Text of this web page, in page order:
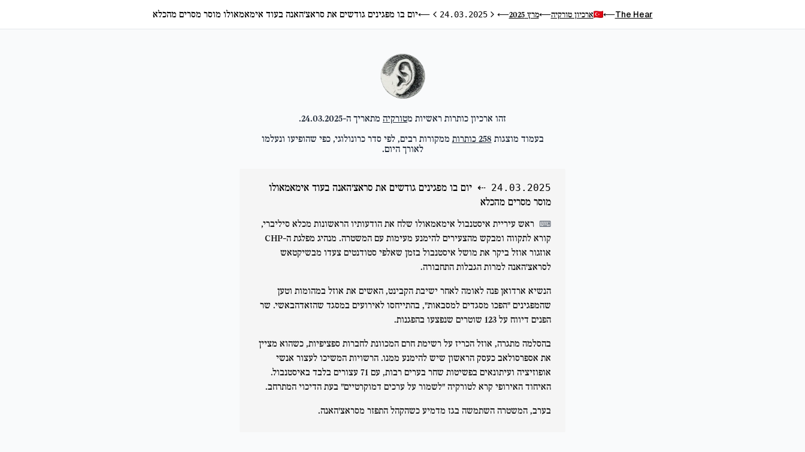
The Hear
⟵ ארכיון טורקיה⟵מרץ 2025 ⟵היום הקודם
24.03.2025 היום הבא
⟵יום בו מפגינים גודשים את סראצ'האנה בעוד אימאמאולו מוסר מסרים מהכלא
זהו ארכיון כותרות ראשיות מטורקיה מתאריך ה-24.03.2025
.
בעמוד מוצגות 258 כותרות ממקורות רבים, לפי סדר כרונולוגי, כפי שהופיעו ונעלמו
לאורך היום.
24.03.2025
⇠ יום בו מפגינים גודשים את סראצ'האנה בעוד אימאמאולו
מוסר מסרים מהכלא
⌨ ראש עיריית איסטנבול אימאמאולו שלח את הודעותיו הראשונות מכלא סיליברי,
קורא לתקווה ומבקש מהצעירים להימנע מעימות עם המשטרה. מנהיג מפלגת ה-CHP
אוזגור אוזל ביקר את מושל איסטנבול בזמן שאלפי סטודנטים צעדו מבשיקטאש
לסראצ'האנה למרות הגבלות התחבורה.
הנשיא ארדואן פנה לאומה לאחר ישיבת הקבינט, האשים את אוזל במהומות וטען
שהמפגינים "הפכו מסגדים למסבאות", בהתייחסו לאירועים במסגד שהזאדהבאשי. שר
הפנים דיווח על 123 שוטרים שנפצעו בהפגנות.
בהסלמה מתגרה, אוזל הכריז על רשימת חרם המכוונת לחברות ספציפיות, כשהוא מציין
את אספרסולאב כעסק הראשון שיש להימנע ממנו. הרשויות המשיכו לעצור אנשי
אופוזיציה ועיתונאים בפשיטות שחר בערים רבות, עם 71 עצורים בלבד באיסטנבול.
האיחוד האירופי קרא לטורקיה "לשמור על ערכים דמוקרטיים" בעת הדיכוי המתרחב.
בערב, המשטרה השתמשה בגז מדמיע כשהקהל התפזר מסראצ'האנה.